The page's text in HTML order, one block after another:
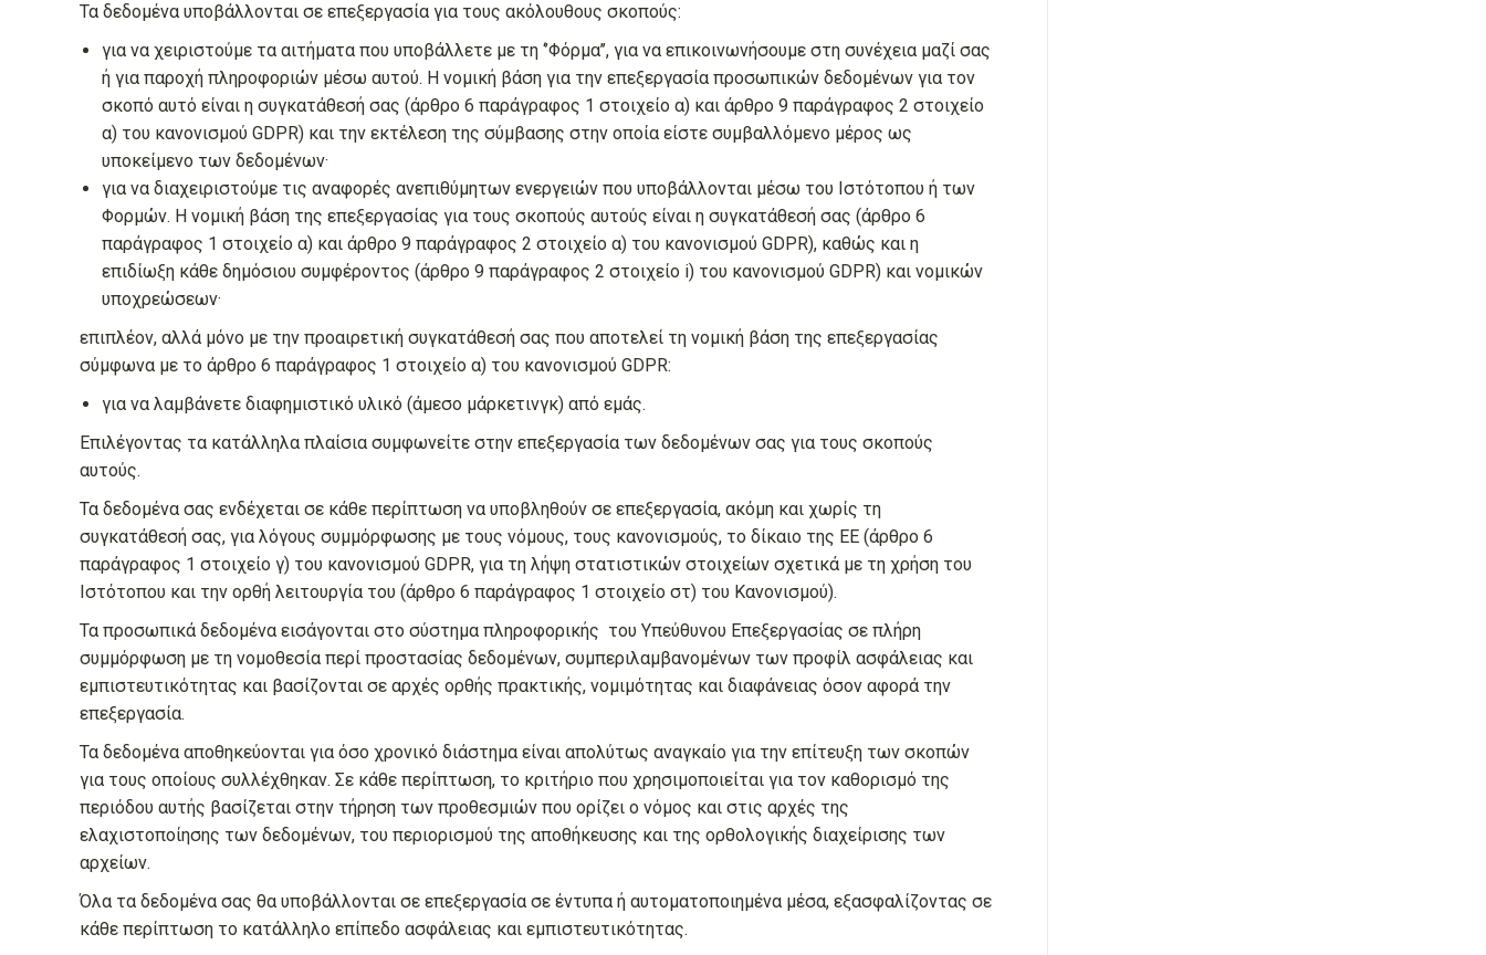
Τα δεδομένα υποβάλλονται σε επεξεργασία για τους ακόλουθους σκοπούς:
για να χειριστούμε τα αιτήματα που υποβάλλετε με τη ‘’Φόρμα’’, για να επικοινωνήσουμε στη συνέχεια μαζί σας
ή για παροχή πληροφοριών μέσω αυτού. Η νομική βάση για την επεξεργασία προσωπικών δεδομένων για τον
σκοπό αυτό είναι η συγκατάθεσή σας (άρθρο 6 παράγραφος 1 στοιχείο α) και άρθρο 9 παράγραφος 2 στοιχείο
α) του κανονισμού GDPR) και την εκτέλεση της σύμβασης στην οποία είστε συμβαλλόμενο μέρος ως
υποκείμενο των δεδομένων·
για να διαχειριστούμε τις αναφορές ανεπιθύμητων ενεργειών που υποβάλλονται μέσω του Ιστότοπου ή των
Φορμών. Η νομική βάση της επεξεργασίας για τους σκοπούς αυτούς είναι η συγκατάθεσή σας (άρθρο 6
παράγραφος 1 στοιχείο α) και άρθρο 9 παράγραφος 2 στοιχείο α) του κανονισμού GDPR), καθώς και η
επιδίωξη κάθε δημόσιου συμφέροντος (άρθρο 9 παράγραφος 2 στοιχείο i) του κανονισμού GDPR) και νομικών
υποχρεώσεων·
επιπλέον, αλλά μόνο με την προαιρετική συγκατάθεσή σας που αποτελεί τη νομική βάση της επεξεργασίας
σύμφωνα με το άρθρο 6 παράγραφος 1 στοιχείο α) του κανονισμού GDPR:
για να λαμβάνετε διαφημιστικό υλικό (άμεσο μάρκετινγκ) από εμάς.
Επιλέγοντας τα κατάλληλα πλαίσια συμφωνείτε στην επεξεργασία των δεδομένων σας για τους σκοπούς
αυτούς.
Τα δεδομένα σας ενδέχεται σε κάθε περίπτωση να υποβληθούν σε επεξεργασία, ακόμη και χωρίς τη
συγκατάθεσή σας, για λόγους συμμόρφωσης με τους νόμους, τους κανονισμούς, το δίκαιο της ΕΕ (άρθρο 6
παράγραφος 1 στοιχείο γ) του κανονισμού GDPR, για τη λήψη στατιστικών στοιχείων σχετικά με τη χρήση του
Ιστότοπου και την ορθή λειτουργία του (άρθρο 6 παράγραφος 1 στοιχείο στ) του Κανονισμού).
Τα προσωπικά δεδομένα εισάγονται στο σύστημα πληροφορικής του Υπεύθυνου Επεξεργασίας σε πλήρη
συμμόρφωση με τη νομοθεσία περί προστασίας δεδομένων, συμπεριλαμβανομένων των προφίλ ασφάλειας και
εμπιστευτικότητας και βασίζονται σε αρχές ορθής πρακτικής, νομιμότητας και διαφάνειας όσον αφορά την
επεξεργασία.
Τα δεδομένα αποθηκεύονται για όσο χρονικό διάστημα είναι απολύτως αναγκαίο για την επίτευξη των σκοπών
για τους οποίους συλλέχθηκαν. Σε κάθε περίπτωση, το κριτήριο που χρησιμοποιείται για τον καθορισμό της
περιόδου αυτής βασίζεται στην τήρηση των προθεσμιών που ορίζει ο νόμος και στις αρχές της
ελαχιστοποίησης των δεδομένων, του περιορισμού της αποθήκευσης και της ορθολογικής διαχείρισης των
αρχείων.
Όλα τα δεδομένα σας θα υποβάλλονται σε επεξεργασία σε έντυπα ή αυτοματοποιημένα μέσα, εξασφαλίζοντας σε
κάθε περίπτωση το κατάλληλο επίπεδο ασφάλειας και εμπιστευτικότητας.